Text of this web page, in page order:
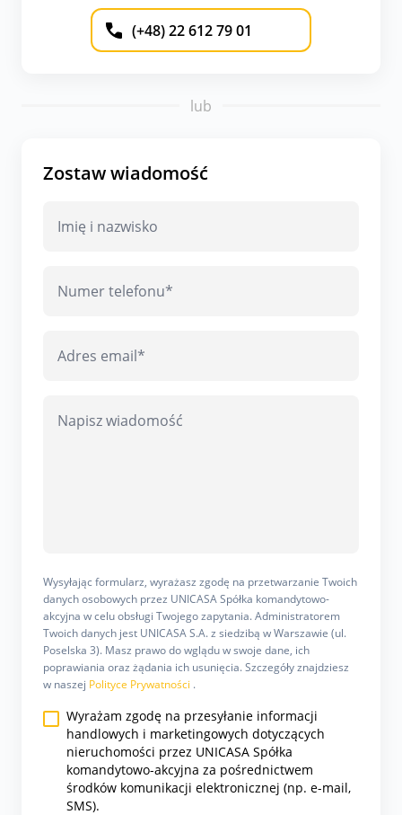
(+48) 22 612 79 01
lub
Zostaw wiadomość
Wysyłając formularz, wyrażasz zgodę na przetwarzanie Twoich
danych osobowych przez UNICASA Spółka komandytowo-
akcyjna w celu obsługi Twojego zapytania. Administratorem
Twoich danych jest UNICASA S.A. z siedzibą w Warszawie (ul.
Poselska 3). Masz prawo do wglądu w swoje dane, ich
poprawiania oraz żądania ich usunięcia. Szczegóły znajdziesz
w naszej Polityce Prywatności .
Wyrażam zgodę na przesyłanie informacji
handlowych i marketingowych dotyczących
nieruchomości przez UNICASA Spółka
komandytowo-akcyjna za pośrednictwem
środków komunikacji elektronicznej (np. e-mail,
SMS).